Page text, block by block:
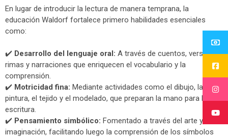
En lugar de introducir la lectura de manera temprana, la
educación Waldorf fortalece primero habilidades esenciales
como:
✔️ Desarrollo del lenguaje oral: A través de cuentos, versos,
rimas y narraciones que enriquecen el vocabulario y la
comprensión.
✔️ Motricidad fina: Mediante actividades como el dibujo, la
pintura, el tejido y el modelado, que preparan la mano para la
escritura.
✔️ Pensamiento simbólico: Fomentado a través del arte y la
imaginación, facilitando luego la comprensión de los símbolos